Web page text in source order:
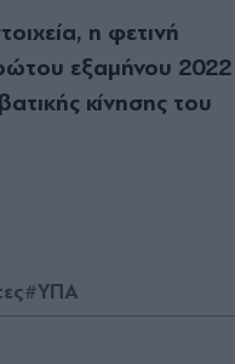
η φετινή
εξαμήνου 2022
κίνησης του
#ΥΠΑ